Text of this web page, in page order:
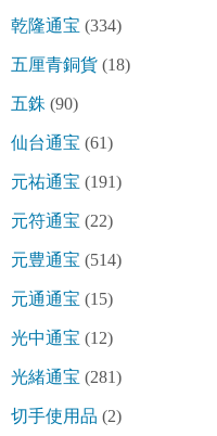
乾隆通宝 (334)
五厘青銅貨 (18)
五銖 (90)
仙台通宝 (61)
元祐通宝 (191)
元符通宝 (22)
元豊通宝 (514)
元通通宝 (15)
光中通宝 (12)
光緒通宝 (281)
切手使用品 (2)